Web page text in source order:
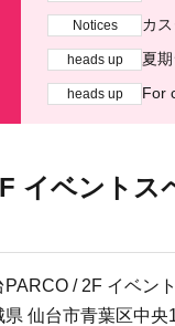
Notices カ
heads up 夏
heads up For
イベントス
PARCO / 2F イベン
県 仙台市青葉区中